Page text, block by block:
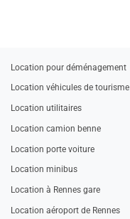
Location pour déménagement
Location véhicules de tourisme
Location utilitaires
Location camion benne
Location porte voiture
Location minibus
Location à Rennes gare
Location aéroport de Rennes